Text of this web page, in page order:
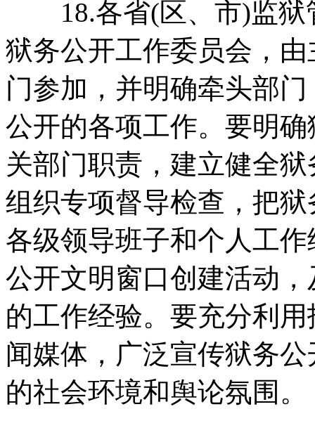
18.各省(区、市)监狱
狱务公开工作委员会，
门参加，并明确牵头部
公开的各项工作。要明
关部门职责，建立健全
组织专项督导检查，把
各级领导班子和个人工
公开文明窗口创建活动
的工作经验。要充分利
闻媒体，广泛宣传狱务
的社会环境和舆论氛围。